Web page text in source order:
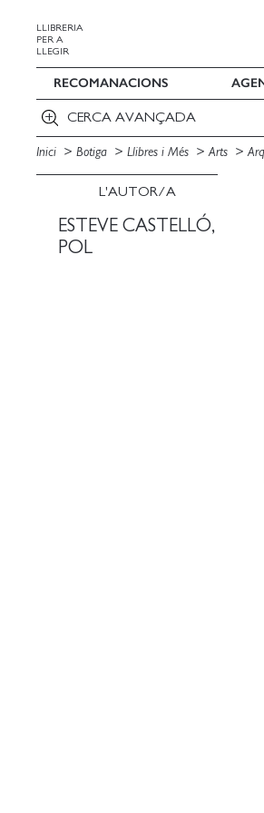
LLIBRERIA
PER A
LLEGIR
RECOMANACIONS
CERCA AVANÇADA
Inici Botiga Llibres i Més Arts
L'AUTOR/A
ESTEVE CASTELLÓ,
POL